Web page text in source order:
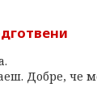
Добре, че